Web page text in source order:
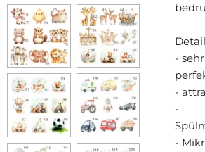
-
-
-
-